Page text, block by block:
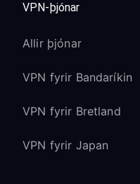
VPN-þjónar
Allir þjónar
VPN fyrir Bandaríkin
VPN fyrir Bretland
VPN fyrir Japan